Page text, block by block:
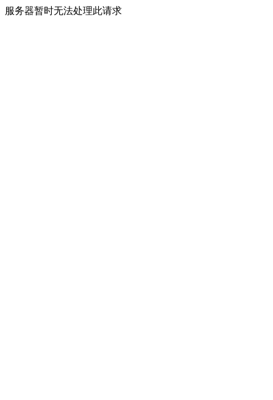
服务器暂时无法处理此请求